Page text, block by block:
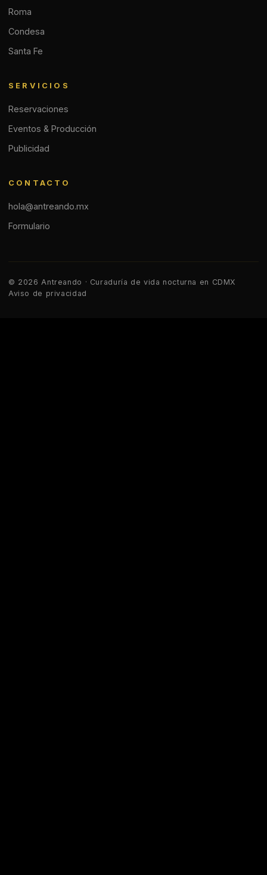
Roma
Condesa
Santa Fe
SERVICIOS
Reservaciones
Eventos & Producción
Publicidad
CONTACTO
hola@antreando.mx
Formulario
© 2026 Antreando · Curaduría de vida nocturna en CDMX
Aviso de privacidad